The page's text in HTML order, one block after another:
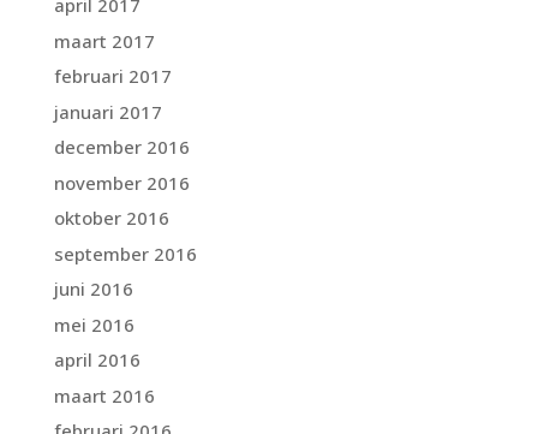
april 2017
maart 2017
februari 2017
januari 2017
december 2016
november 2016
oktober 2016
september 2016
juni 2016
mei 2016
april 2016
maart 2016